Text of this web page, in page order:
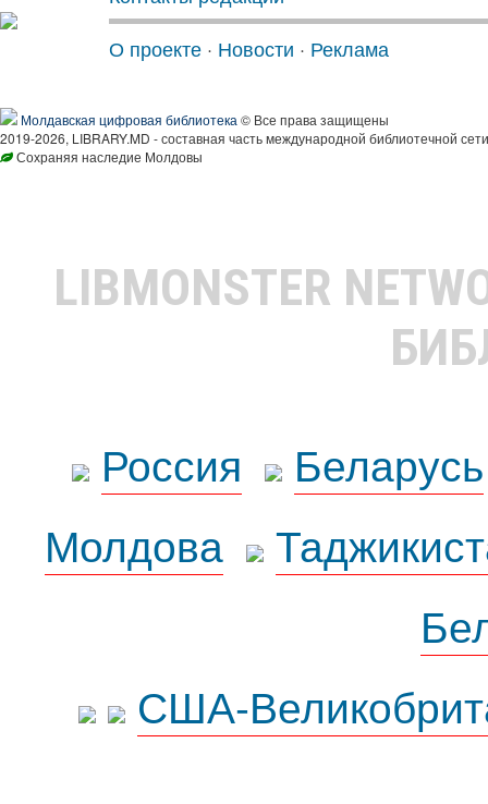
О проекте · Новости · Реклама
Молдавская цифровая библиотека © Все права защищены
2019-2026, LIBRARY.MD - составная часть международной библиотечной
Сохраняя наследие Молдовы
LIBMONSTER
Россия
Беларусь
Молдова
США-